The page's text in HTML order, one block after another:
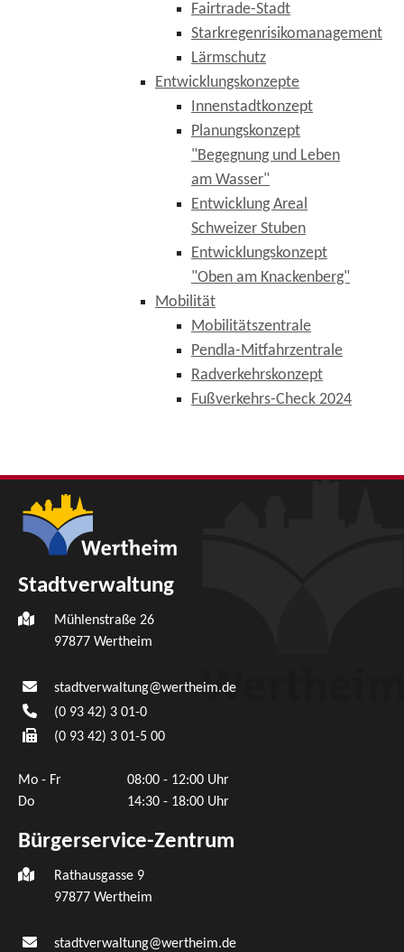
Fairtrade-Stadt
Starkregenrisikomanagement
Lärmschutz
Entwicklungskonzepte
Innenstadtkonzept
Planungskonzept
"Begegnung und Leben
am Wasser"
Entwicklung Areal
Schweizer Stuben
Entwicklungskonzept
"Oben am Knackenberg"
Mobilität
Mobilitätszentrale
Pendla-Mitfahrzentrale
Radverkehrskonzept
Fußverkehrs-Check 2024
Stadtverwaltung
Mühlenstraße 26
97877 Wertheim
stadtverwaltung@wertheim.de
(0 93 42) 3 01-0
(0 93 42) 3 01-5 00
Mo - Fr
08:00 - 12:00 Uhr
Do
14:30 - 18:00 Uhr
Bürgerservice-Zentrum
Rathausgasse 9
97877 Wertheim
stadtverwaltung@wertheim.de